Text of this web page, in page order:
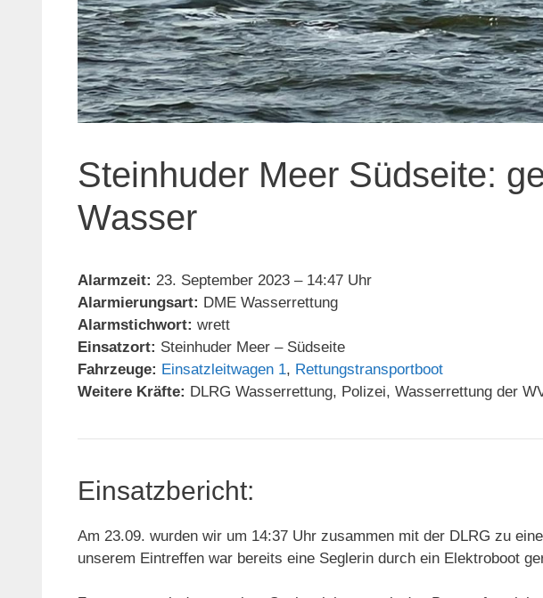
Steinhuder Meer Südseite:
Wasser
Alarmzeit: 23. September 2023 – 14:47 Uhr
Alarmierungsart: DME Wasserrettung
Alarmstichwort: wrett
Einsatzort: Steinhuder Meer – Südseite
Fahrzeuge: Einsatzleitwagen 1, Rettungstransportboot
Weitere Kräfte: DLRG Wasserrettung, Polizei, Wasserrettung der
Einsatzbericht:
Am 23.09. wurden wir um 14:37 Uhr zusammen mit der DLRG zu
unserem Eintreffen war bereits eine Seglerin durch ein Elektroboot